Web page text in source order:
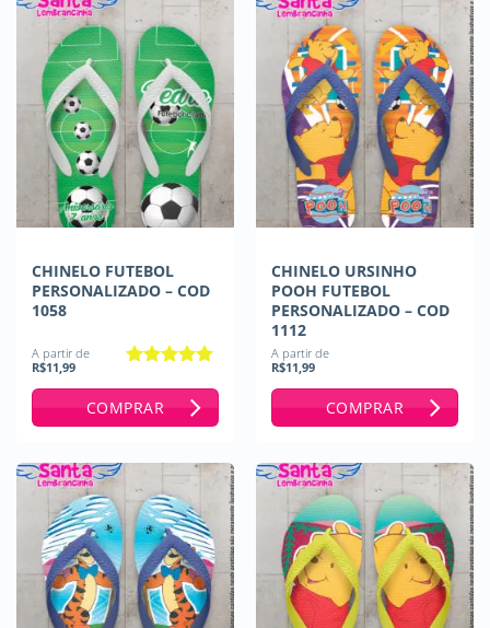
CHINELO FUTEBOL
PERSONALIZADO – COD
1058
A partir de
R$11,99
COMPRAR
CHINELO URSINHO
POOH FUTEBOL
PERSONALIZADO – COD
1112
A partir de
R$11,99
COMPRAR